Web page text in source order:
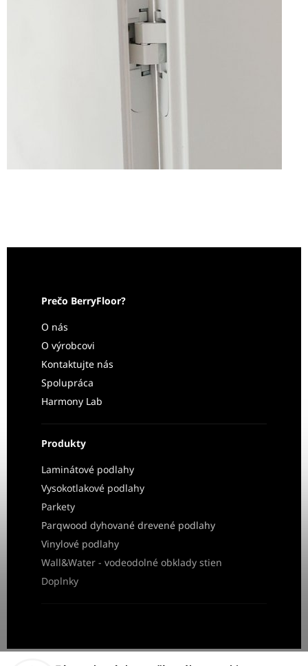
Prečo BerryFloor?
O nás
O výrobcovi
Kontaktujte nás
Spolupráca
Harmony Lab
Produkty
Laminátové podlahy
Vysokotlakové podlahy
Parkety
Parqwood dyhované drevené podlahy
Vinylové podlahy
Wall&Water - vodeodolné obklady stien
Doplnky